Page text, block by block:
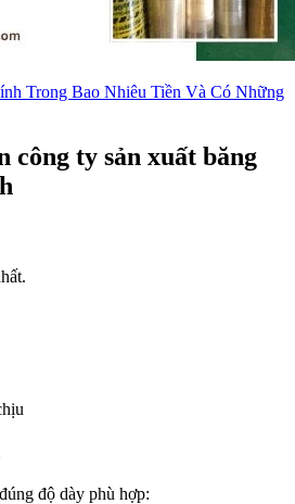
Trong Bao Nhiêu Tiền Và Có Những
công ty sản xuất băng
độ dày phù hợp: